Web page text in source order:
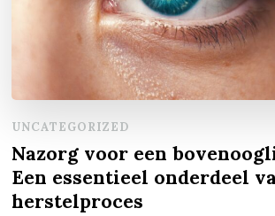
UNCATEGORIZED
Nazorg voor een
Een essentieel onderdeel
herstelproces